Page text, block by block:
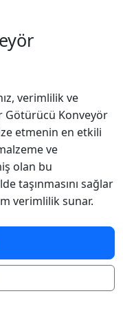
verimlilik ve
Götürücü Konveyör
etmenin en etkili
ve
olan bu
taşınmasını sağlar
verimlilik sunar.